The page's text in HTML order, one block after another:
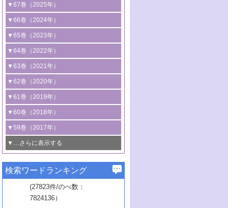
1号 過酸化水素合成に関する研究動向
2号 コンピューター技術により加速する
触媒開発
3号 有機分子変換やCO 資源化のための
光触媒に関する最近の研究
B号 第137回触媒討論会（2026年）
▼67巻（2025年）
1号 CO
水素化によるグリーン燃料/グリ
ーンケミカル製造
2号 水素製造のための水分解技術に関す
る最近の研究
3号 オレフィン系樹脂の精密合成に関す
る最新技術
4号 アルコール類の効率的変換を実現す
る非貴金属触媒の研究動向
5号 ゼオライトの合成と応用における研
究動向
6号 ヘテロ接合界面
B号 第135回触媒討論会（2025年）
▼66巻（2024年）
1号 低次元ナノ構造を有する触媒材料
2号 規制反応場を活用した固体触媒研究
の新展開
3号 未踏分子変換を目指した酸化触媒プ
ロセスの最前線
4号 シンクロトロン放射光および中性子
線を利用した触媒解析技術の最先端
5号 単原子触媒
6号 参照触媒委員会からのお知らせ
B号 第133回触媒討論会（2023年）
▼65巻（2023年）
1号 炭素が関わる触媒機能
2号 プラスチックケミカルリサイクルの
ための触媒技術
3号 非酸化物系金属化合物を基盤とした
触媒材料の開発
4号 格子酸素・格子酸素欠陥を利用した
触媒反応
5号 生体触媒によるエネルギー変換反応
6号 窒素とリンの循環のための触媒・機
能性材料
▼64巻（2022年）
1号 合成ガス製造とCOを用いるケミカル
ズ合成の最新動向
2号 化学品合成のための合金触媒開発
3号 CO の排出削減および有効活用のた
めの触媒技術
4号 若手による情報発信企画～とびたて
若き触媒の研究者たち～（1）
若き触媒の研究者たち～（2）
6号 石油のノーブル・ユースを志向した
触媒技術
▼63巻（2021年）
1号 金触媒の新展開
2号 ペロブスカイト
3号 特殊反応場を利用した触媒的分子変
換反応
4号 多孔質材料を用いた触媒の新展開
5号 情報学的手法を用いた触媒開発
6号 カーボンニュートラルに向けた電解
技術
B号 第127回触媒討論会（2021年・オン
ライン開催(Zoom)のみ）
▼62巻（2020年）
1号 触媒設計を拓く欠陥構造のキャラク
タリゼーション
2号 機能化学品製造に資するクリーンな
触媒的酸化反応
3号 水処理のための触媒化学
4号 光触媒を用いた水分解の最新の研究
動向
5号 次世代の触媒プロセスを支えるマイ
▼61巻（2019年）
1号 物質移動制御に着目した触媒プロセ
ス開発
2号 CO2 フリー水素サプライチェーンに
関わる触媒開発動向
3号 精密高分子合成に関する最近の研究
動向
4号 バイオマス化成品製造のための触媒
▼60巻（2018年）
1号 固体酸触媒の最新の研究動向
2号 二酸化炭素からの有用化学品合成
3号 ナノ粒子・クラスター触媒の最前線
4号 60周年記念企画
5号 進化するゼオライト合成技術
6号 非貴金属系触媒における電気化学的
▼59巻（2017年）
1号 いたるところに，触媒
最先端技術
3号 無機分離膜材料の開発と触媒反応プ
ロセスへの適用
▼…さらに表示する
1号 ユニークな構造の高分子を生み出す触
2号 リグニンからの化成品製造に向けた触
▼57巻（2015年）
1号 水素キャリアにかかわる触媒技術の新
▼56巻（2014年）
検索ワードランキング
(27823件/のべ数：
7824136）